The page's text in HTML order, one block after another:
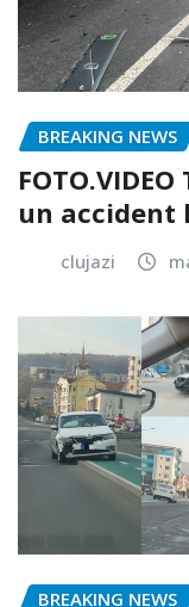
BREAKING NEWS
un accident
clujazi
BREAKING NEWS